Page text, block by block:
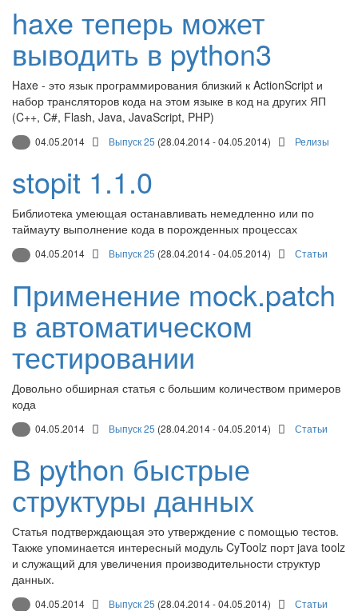
haxe теперь может
выводить в python3
Haxe - это язык программирования близкий к ActionScript и
набор трансляторов кода на этом языке в код на других ЯП
(C++, C#, Flash, Java, JavaScript, PHP)
04.05.2014 Выпуск 25 (28.04.2014 - 04.05.2014) Релизы
stopit 1.1.0
Библиотека умеющая останавливать немедленно или по
таймауту выполнение кода в порожденных процессах
04.05.2014 Выпуск 25 (28.04.2014 - 04.05.2014) Статьи
Применение mock.patch
в автоматическом
тестировании
Довольно обширная статья с большим количеством примеров
кода
04.05.2014 Выпуск 25 (28.04.2014 - 04.05.2014) Статьи
В python быстрые
структуры данных
Статья подтверждающая это утверждение с помощью тестов.
Также упоминается интересный модуль CyToolz порт java toolz
и служащий для увеличения производительности структур
данных.
04.05.2014 Выпуск 25 (28.04.2014 - 04.05.2014) Статьи